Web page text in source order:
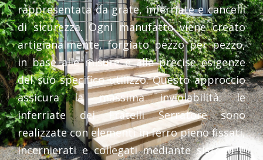
rappresentata da grate, inferriate e cancelli
di sicurezza. Ogni manufatto viene creato
artigianalmente, forgiato pezzo per pezzo,
in base alle misure e alle precise esigenze
del suo specifico utilizzo. Questo approccio
assicura la massima inviolabilità: le
inferriate dei Fratelli Serratore sono
realizzate con elementi in ferro pieno fissati,
incernierati e collegati mediante sistemi e